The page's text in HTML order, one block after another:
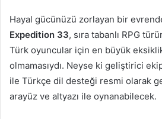
Hayal gücünüzü zorlayan bir
Expedition 33, sıra tabanlı RPG
Türk oyuncular için en büyük
olmamasıydı. Neyse ki geliştirici
ile Türkçe dil desteği resmi olarak
arayüz ve altyazı ile oynanabilecek.